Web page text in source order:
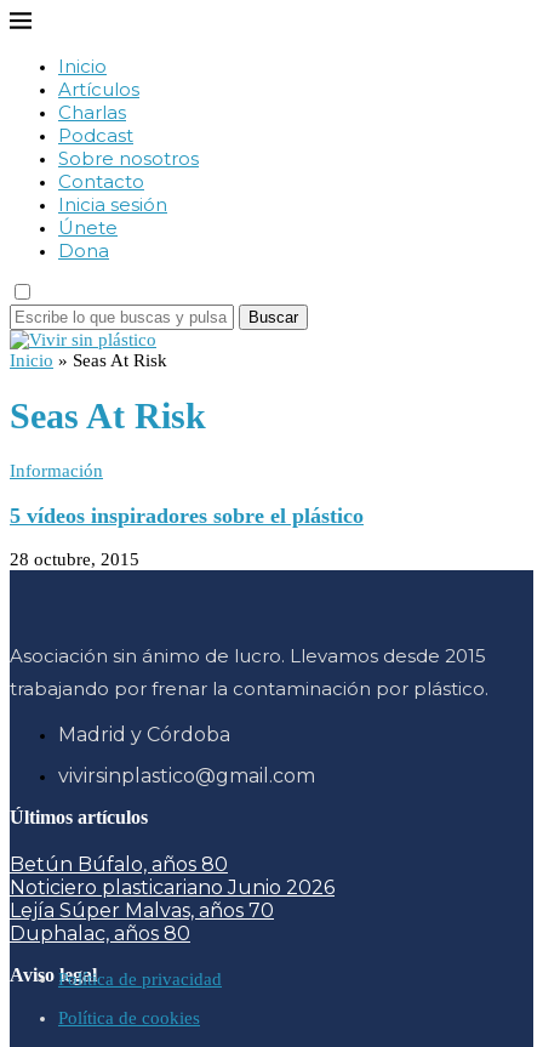
Inicio
Artículos
Charlas
Podcast
Sobre nosotros
Contacto
Inicia sesión
Únete
Dona
Buscar
Inicio » Seas At Risk
Seas At Risk
Información
5 vídeos inspiradores sobre el plástico
28 octubre, 2015
Asociación sin ánimo de lucro. Llevamos desde 2015
trabajando por frenar la contaminación por plástico.
Madrid y Córdoba
vivirsinplastico@gmail.com
Últimos artículos
Betún Búfalo, años 80
Noticiero plasticariano Junio 2026
Lejía Súper Malvas, años 70
Duphalac, años 80
Aviso legalPolítica de privacidad
Política de cookies